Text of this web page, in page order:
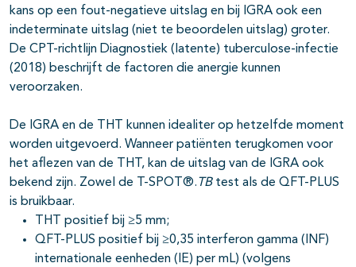
kans op een fout-negatieve uitslag en bij IGRA ook een
indeterminate uitslag (niet te beoordelen uitslag) groter.
De CPT-richtlijn Diagnostiek (latente) tuberculose-infectie
(2018) beschrijft de factoren die anergie kunnen
veroorzaken.
De IGRA en de THT kunnen idealiter op hetzelfde moment
worden uitgevoerd. Wanneer patiënten terugkomen voor
het aflezen van de THT, kan de uitslag van de IGRA ook
bekend zijn. Zowel de T-SPOT®. TBtest als de QFT-PLUS
is bruikbaar.
THT positief bij ≥5 mm;
QFT-PLUS positief bij ≥0,35 interferon gamma (INF)
internationale eenheden (IE) per mL) (volgens